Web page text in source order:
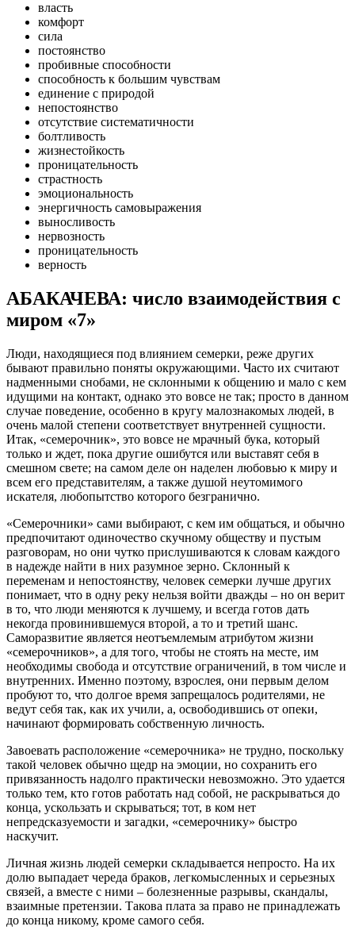
власть
комфорт
сила
постоянство
пробивные способности
способность к большим чувствам
единение с природой
непостоянство
отсутствие систематичности
болтливость
жизнестойкость
проницательность
страстность
эмоциональность
энергичность самовыражения
выносливость
нервозность
проницательность
верность
АБАКАЧЕВА: число взаимодействия с
миром «7»
Люди, находящиеся под влиянием семерки, реже других
бывают правильно поняты окружающими. Часто их считают
надменными снобами, не склонными к общению и мало с кем
идущими на контакт, однако это вовсе не так; просто в данном
случае поведение, особенно в кругу малознакомых людей, в
очень малой степени соответствует внутренней сущности.
Итак, «семерочник», это вовсе не мрачный бука, который
только и ждет, пока другие ошибутся или выставят себя в
смешном свете; на самом деле он наделен любовью к миру и
всем его представителям, а также душой неутомимого
искателя, любопытство которого безгранично.
«Семерочники» сами выбирают, с кем им общаться, и обычно
предпочитают одиночество скучному обществу и пустым
разговорам, но они чутко прислушиваются к словам каждого
в надежде найти в них разумное зерно. Склонный к
переменам и непостоянству, человек семерки лучше других
понимает, что в одну реку нельзя войти дважды – но он верит
в то, что люди меняются к лучшему, и всегда готов дать
некогда провинившемуся второй, а то и третий шанс.
Саморазвитие является неотъемлемым атрибутом жизни
«семерочников», а для того, чтобы не стоять на месте, им
необходимы свобода и отсутствие ограничений, в том числе и
внутренних. Именно поэтому, взрослея, они первым делом
пробуют то, что долгое время запрещалось родителями, не
ведут себя так, как их учили, а, освободившись от опеки,
начинают формировать собственную личность.
Завоевать расположение «семерочника» не трудно, поскольку
такой человек обычно щедр на эмоции, но сохранить его
привязанность надолго практически невозможно. Это удается
только тем, кто готов работать над собой, не раскрываться до
конца, ускользать и скрываться; тот, в ком нет
непредсказуемости и загадки, «семерочнику» быстро
наскучит.
Личная жизнь людей семерки складывается непросто. На их
долю выпадает череда браков, легкомысленных и серьезных
связей, а вместе с ними – болезненные разрывы, скандалы,
взаимные претензии. Такова плата за право не принадлежать
до конца никому, кроме самого себя.